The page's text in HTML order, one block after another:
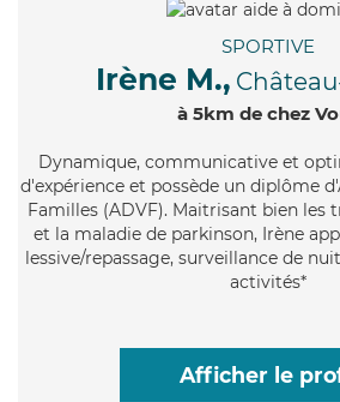
SPORTIVE
Irène M.,
à 5km de chez
Dynamique, communicative et
d'expérience et possède un diplôme
Familles (ADVF). Maitrisant bien les
et la maladie de parkinson, Irène
lessive/repassage, surveillance de
activités*
Afficher le